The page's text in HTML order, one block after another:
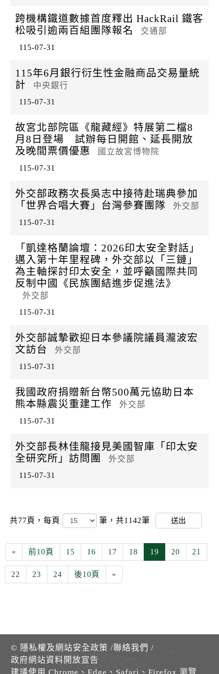
跨機構鐵道數據首度釋出 HackRail 鐵客
松吸引逾兩百組團隊報名
交通部
115-07-31
115年6月銀行衍生性金融商品交易量統
計
中央銀行
115-07-31
故宮北部院區《龍藏經》特展第二檔8
月8日登場 試辦每日開館、延長開放
及晚間票價優惠
國立故宮博物院
115-07-31
外交部政務次長吳志中接待赴瑞典參加
「世界合唱大賽」台灣參賽團隊
外交部
115-07-31
「凱達格蘭論壇：2026印太安全對話」
邁入第十年里程碑，外交部以「三鏈」
為主軸探討印太安全，並呼籲國際共同
反制中國《民族團結進步促進法》
外交部
115-07-31
外交部誠摯歡迎日本參議院議員瀧波宏
文訪台
外交部
115-07-31
我國政府捐贈新台幣500萬元協助日本
熊本縣震災重建工作
外交部
115-07-31
外交部長林佳龍接見美國智庫「印太安
全研究所」訪問團
外交部
115-07-31
共77頁， 每頁 筆，共1142筆 送出
« 前10頁 15 16 17 18 19 20 21
22 23 24 後10頁 »
© 隱私權及網站安全政策 /聯絡我們 /
政府網站資料開放宣告